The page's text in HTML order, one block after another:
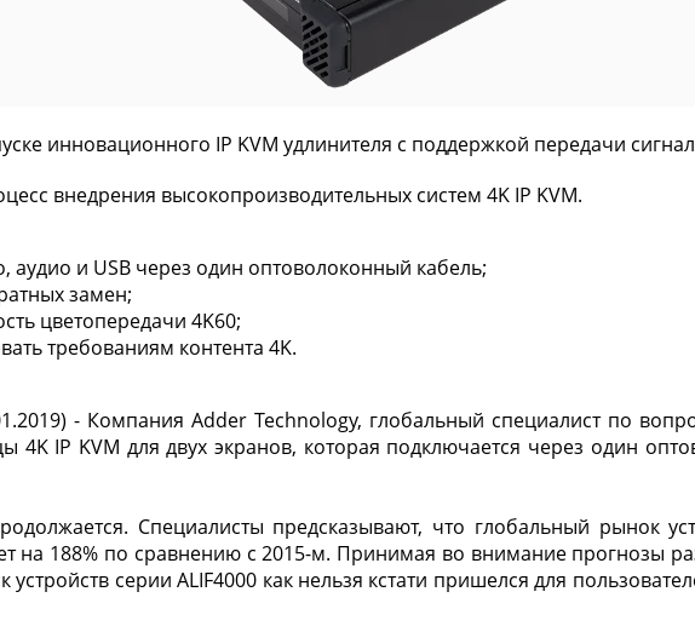
инновационного IP KVM удлинителя с поддержкой передачи
внедрения высокопроизводительных систем 4K IP KVM.
аудио и USB через один оптоволоконный кабель;
замен;
цветопередачи 4K60;
требованиям контента 4K.
- Компания Adder Technology, глобальный специалист по
IP KVM для двух экранов, которая подключается через один
Специалисты предсказывают, что глобальный рынок
на 188% по сравнению с 2015-м. Принимая во внимание прогнозы
устройств серии ALIF4000 как нельзя кстати пришелся для